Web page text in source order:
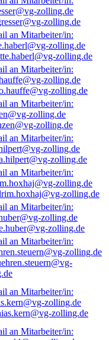
zolling.de
zolling.de
zolling.de
zolling.de
zolling.de
zolling.de
zolling.de
zolling.de